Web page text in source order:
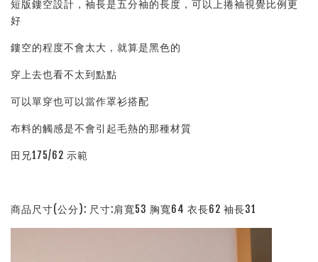
短版鏤空設計，袖長是五分袖的長度，可以上捲袖視覺比例更
好
鏤空的程度不會太大，就算是黑色的
穿上去也看不太到點點
可以單穿也可以當作罩衫搭配
布料的觸感是不會引起毛熱的那種材質
田兄175/62 示範
商品尺寸(公分): 尺寸:肩寬53 胸寬64 衣長62 袖長31